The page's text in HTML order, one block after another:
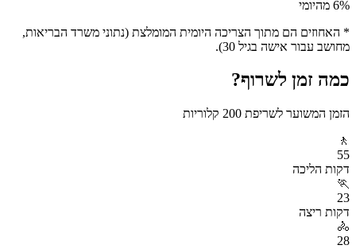
6% מהיומי
* האחוזים הם מתוך הצריכה היומית המומלצת (נתוני משרד הבריאות,
מחושב עבור אישה בגיל 30).
כמה זמן לשרוף?
הזמן המשוער לשריפת 200 קלוריות
🚶
55
דקות הליכה
🏃
23
דקות ריצה
🚴
28